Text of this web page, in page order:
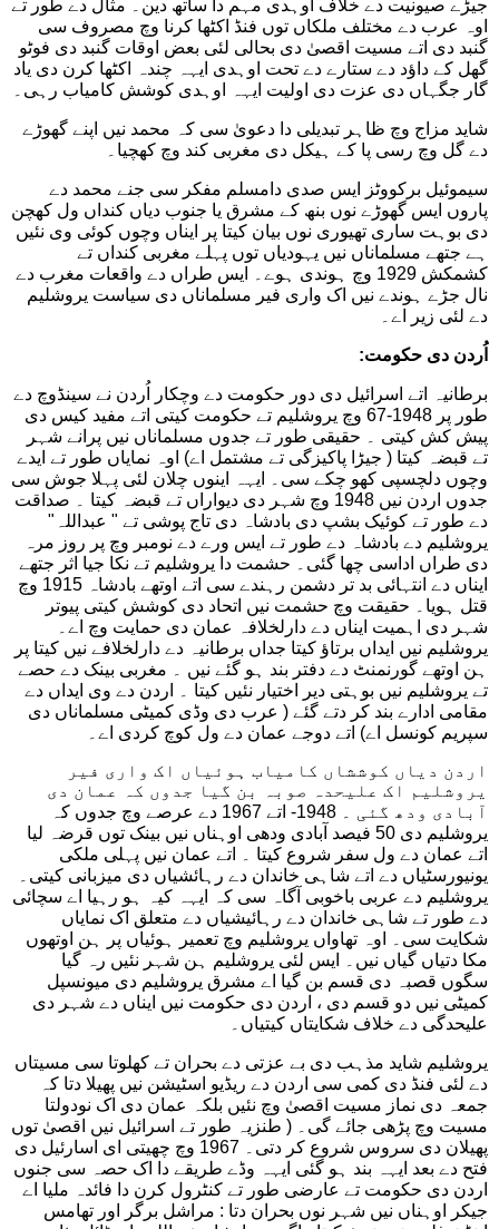
جیڑے صیونیت دے خلاف اوہدی مہم دا ساتھ دین۔ مثال دے طور تے
اوہ عرب دے مختلف ملکاں توں فنڈ اکٹھا کرنا وچ مصروف سی
گنبد دی اتے مسیت اقصیٰ دی بحالی لئی بعض اوقات گنبد دی فوٹو
گھل کے داؤد دے ستارے دے تحت اوہدی ایہہ چندہ اکٹھا کرن دی یاد
گار جگہاں دی عزت دی اولیت ایہہ اوہدی کوشش کامیاب رہی۔
شاید مزاج وچ ظاہر تبدیلی دا دعویٰ سی کہ محمد نیں اپنے گھوڑے
دے گل وچ رسی پا کے ہیکل دی مغربی کند وچ کھچیا۔
سیموئیل برکووٹز ایس صدی دامسلم مفکر سی جنے محمد دے
پاروں ایس گھوڑے نوں بنھ کے مشرق یا جنوب دیاں کنداں ول کھچن
دی بوہت ساری تھیوری نوں بیان کیتا پر ایناں وچوں کوئی وی نئیں
ہے جتھے مسلماناں نیں یہودیاں توں پہلے مغربی کنداں تے
کشمکش 1929 وچ ہوندی ہوے۔ ایس طراں دے واقعات مغرب دے
نال جڑے ہوندے نیں اک واری فیر مسلماناں دی سیاست یروشلیم
دے لئی زیر اے۔
اُردن دی حکومت:
برطانیہ اتے اسرائیل دی دور حکومت دے وچکار اُردن نے سینڈوچ دے
طور پر 1948-67 وچ یروشلیم تے حکومت کیتی اتے مفید کیس دی
پیش کش کیتی ۔ حقیقی طور تے جدوں مسلماناں نیں پرانے شہر
تے قبضہ کیتا ( جیڑا پاکیزگی تے مشتمل اے) اوہ نمایاں طور تے ایدے
وچوں دلچسپی کھو چکے سی۔ ایہہ اینوں چلان لئی پہلا جوش سی
جدوں اردن نیں 1948 وچ شہر دی دیواراں تے قبضہ کیتا ۔ صداقت
دے طور تے کوئیک بشپ دی بادشاہ دی تاج پوشی تے " عبداللہ"
یروشلیم دے بادشاہ دے طور تے ایس ورے دے نومبر وچ پر روز مرہ
دی طراں اداسی چھا گئی۔ حشمت دا یروشلیم تے نکا جیا اثر جتھے
ایناں دے انتہائی بد تر دشمن رہندے سی اتے اوتھے بادشاہ 1915 وچ
قتل ہویا۔ حقیقت وچ حشمت نیں اتحاد دی کوشش کیتی پیوتر
شہر دی اہمیت ایناں دے دارلخلافہ عمان دی حمایت وچ اے۔
یروشلیم نیں ایداں برتاؤ کیتا جداں برطانیہ دے دارلخلافے نیں کیتا پر
ہن اوتھے گورنمنٹ دے دفتر بند ہو گئے نیں ۔ مغربی بینک دے حصے
تے یروشلیم نیں بوہتی دیر اختیار نئیں کیتا ۔ اردن دے وی ایداں دے
مقامی ادارے بند کر دتے گئے ( عرب دی وڈی کمیٹی مسلماناں دی
سپریم کونسل اے) اتے دوجے عمان دے ول کوچ کردی اے۔
اردن دیاں کوششاں کامیاب ہوئیاں اک واری فیر
یروشلیم اک علیحدہ صوبہ بن گیا جدوں کہ عمان دی
آبادی ودھ گئی ۔ 1948- اتے 1967 دے عرصے وچ جدوں کہ
یروشلیم دی 50 فیصد آبادی ودھی اوہناں نیں بینک توں قرضہ لیا
اتے عمان دے ول سفر شروع کیتا ۔ اتے عمان نیں پہلی ملکی
یونیورسٹیاں دے اتے شاہی خاندان دے رہائشیاں دی میزبانی کیتی۔
یروشلیم دے عربی باخوبی آگاہ سی کہ ایہہ کیہ ہو رہیا اے سچائی
دے طور تے شاہی خاندان دے رہائیشیاں دے متعلق اک نمایاں
شکایت سی۔ اوہ تھاواں یروشلیم وچ تعمیر ہوئیاں پر ہن اوتھوں
مکا دتیاں گیاں نیں۔ ایس لئی یروشلیم ہن شہر نئیں رہ گیا
سگوں قصبہ دی قسم بن گیا اے مشرق یروشلیم دی میونسپل
کمیٹی نیں دو قسم دی ، اردن دی حکومت نیں ایناں دے شہر دی
علیحدگی دے خلاف شکایتاں کیتیاں۔
یروشلیم شاید مذہب دی بے عزتی دے بحران تے کھلوتا سی مسیتاں
دے لئی فنڈ دی کمی سی اردن دے ریڈیو اسٹیشن نیں پھیلا دتا کہ
جمعہ دی نماز مسیت اقصیٰ وچ نئیں بلکہ عمان دی اک نودولتا
مسیت وچ پڑھی جائے گی۔ ( طنزیہ طور تے اسرائیل نیں اقصیٰ توں
پھیلان دی سروس شروع کر دتی۔ 1967 وچ چھیتی ای اسارئیل دی
فتح دے بعد ایہہ بند ہو گئی ایہہ وڈے طریقے دا اک حصہ سی جنوں
اردن دی حکومت تے عارضی طور تے کنٹرول کرن دا فائدہ ملیا اے
جیکر اوہناں نیں شہر نوں بحران دتا : مراشل برگر اور تھامس